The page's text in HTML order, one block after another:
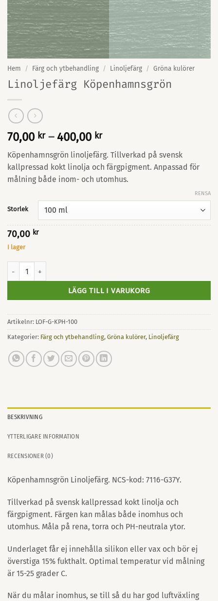
Hem / Färg och ytbehandling / Linoljefärg / Gröna kulörer
Linoljefärg Köpenhamnsgrön
70,00 kr – 400,00 krPrisintervall:
70,00 kr
till
400,00 kr
Köpenhamnsgrön linoljefärg. Tillverkad på svensk
kallpressad kokt linolja och färgpigment. Anpassad för
målning både inom- och utomhus.
Storlek
RENSA
70,00 kr
I lager
LÄGG TILL I VARUKORG
Artikelnr: LOF-G-KPH-100
Kategorier: Färg och ytbehandling, Gröna kulörer, Linoljefärg
BESKRIVNING
YTTERLIGARE INFORMATION
RECENSIONER (0)
Köpenhamnsgrön Linoljefärg. NCS-kod: 7116-G37Y.
Tillverkad på svensk kallpressad kokt linolja och
färgpigment. Färgen kan målas både inomhus och
utomhus. Måla på rena, torra och PH-neutrala ytor.
Underlaget får ej innehålla silikon eller vax och bör ej
överstiga 15% fukthalt. Optimal temperatur vid målning
är 15-25 grader C.
När du målar inomhus, se till så du har god luftväxling